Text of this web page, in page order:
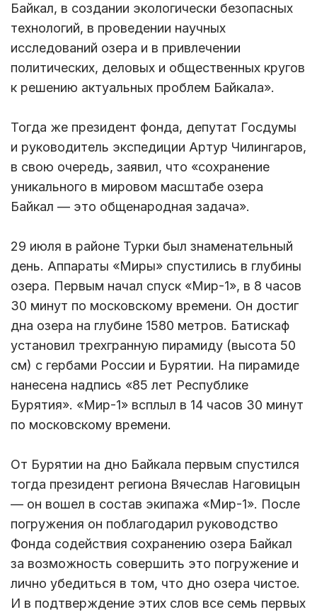
Байкал, в создании экологически безопасных
технологий, в проведении научных
исследований озера и в привлечении
политических, деловых и общественных кругов
к решению актуальных проблем Байкала».
Тогда же президент фонда, депутат Госдумы
и руководитель экспедиции Артур Чилингаров,
в свою очередь, заявил, что «сохранение
уникального в мировом масштабе озера
Байкал — это общенародная задача».
29 июля в районе Турки был знаменательный
день. Аппараты «Миры» спустились в глубины
озера. Первым начал спуск «Мир-1», в 8 часов
30 минут по московскому времени. Он достиг
дна озера на глубине 1580 метров. Батискаф
установил трехгранную пирамиду (высота 50
см) с гербами России и Бурятии. На пирамиде
нанесена надпись «85 лет Республике
Бурятия». «Мир-1» всплыл в 14 часов 30 минут
по московскому времени.
От Бурятии на дно Байкала первым спустился
тогда президент региона Вячеслав Наговицын
— он вошел в состав экипажа «Мир-1». После
погружения он поблагодарил руководство
Фонда содействия сохранению озера Байкал
за возможность совершить это погружение и
лично убедиться в том, что дно озера чистое.
И в подтверждение этих слов все семь первых